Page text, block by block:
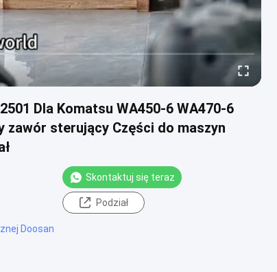
Dla Komatsu WA450-6 WA470-6
zawór sterujący Części do maszyn
Skontaktuj się teraz
Podział
Doosan